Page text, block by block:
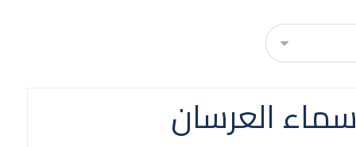
العرسان